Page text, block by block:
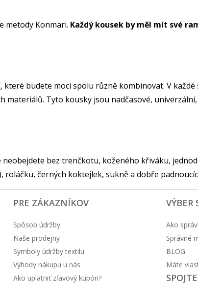
metody Konmari. Každý kousek by měl mít své
, které budete moci spolu různě kombinovat. V
materiálů. Tyto kousky jsou nadčasové,
bez trenčkotu, koženého křiváku,
roláčku, černých koktejlek, sukně a dobře
PRE ZÁKAZNÍKOV
Spôsob údržby
Naše prodejny
Symboly údržby textilu
Výhody nákupu u nás
Ako uplatniť zľavový kupón?
VÝBER
Ako
Správné
BLOG
Máte